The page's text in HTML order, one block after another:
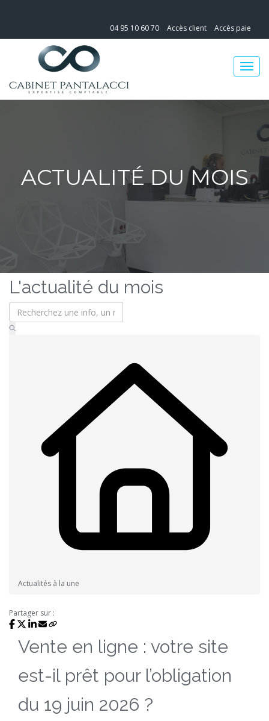
04 95 10 60 70 Accès client Accès paie
ACTUALITÉ DU MOIS
L'actualité du mois
Actualités à la une
Partager sur :
Vente en ligne : votre site
est-il prêt pour l’obligation
du 19 juin 2026 ?